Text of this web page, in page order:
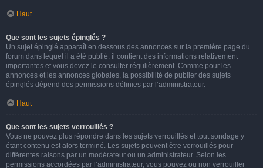
Haut
Que sont les sujets épinglés ?
Un sujet épinglé apparaît en dessous des annonces sur la première page du
forum dans lequel il a été publié. il contient des informations relativement
importantes et vous devez le consulter régulièrement. Comme pour les
annonces et les annonces globales, la possibilité de publier des sujets
épinglés dépend des permissions définies par l’administrateur.
Haut
Que sont les sujets verrouillés ?
Vous ne pouvez plus répondre dans les sujets verrouillés et tout sondage y
étant contenu est alors terminé. Les sujets peuvent être verrouillés pour
différentes raisons par un modérateur ou un administrateur. Selon les
permissions accordées par l’administrateur, vous pouvez ou non verrouiller